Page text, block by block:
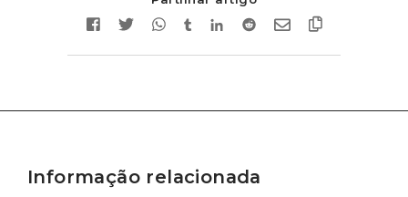
Informação relacionada